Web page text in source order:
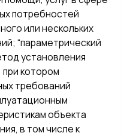
потребностей
или нескольких
“параметрический
установления
котором
требований
объекта
в том числе к